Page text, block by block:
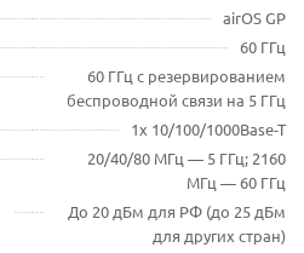
airOS GP
60 ГГц
60 ГГц с резервированием
беспроводной связи на 5 ГГц
1x 10/100/1000Base-T
20/40/80 МГц — 5 ГГц; 2160
МГц — 60 ГГц
До 20 дБм для РФ (до 25 дБм
для других стран)